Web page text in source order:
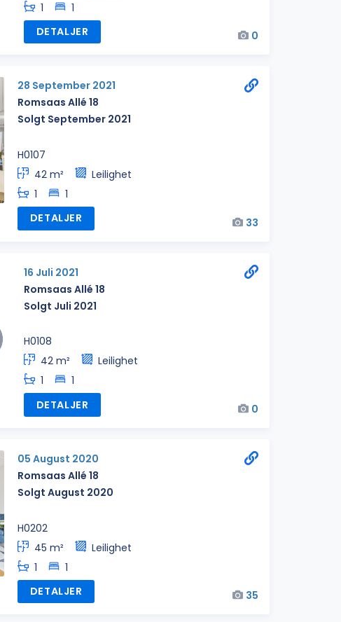
1
1
DETALJER
0
28 September 2021
Romsaas Allé 18
Solgt September 2021
H0107
42 m²
Leilighet
1
1
DETALJER
33
16 Juli 2021
Romsaas Allé 18
Solgt Juli 2021
H0108
42 m²
Leilighet
1
1
DETALJER
0
05 August 2020
Romsaas Allé 18
Solgt August 2020
H0202
45 m²
Leilighet
1
1
DETALJER
35